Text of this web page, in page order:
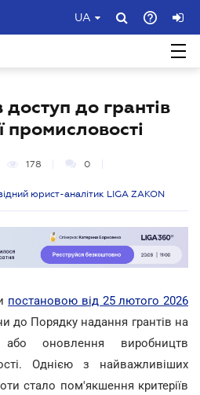
UA
до грантів
промисловості
178 0
юрист-аналітик LIGA ZAKON
постановою від 25 лютого 2026
до Порядку надання грантів на
або оновлення виробництв
Однією з найважливіших
стало пом'якшення критеріїв